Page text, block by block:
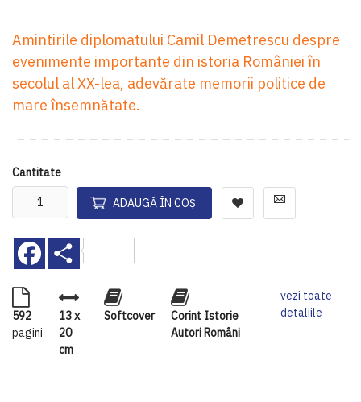
Amintirile diplomatului Camil Demetrescu despre
evenimente importante din istoria României în
secolul al XX-lea, adevărate memorii politice de
mare însemnătate.
Cantitate
ADAUGĂ ÎN COȘ
Facebook
592
pagini
13 x
20
cm
Softcover
Corint Istorie
Autori Români
vezi toate
detaliile